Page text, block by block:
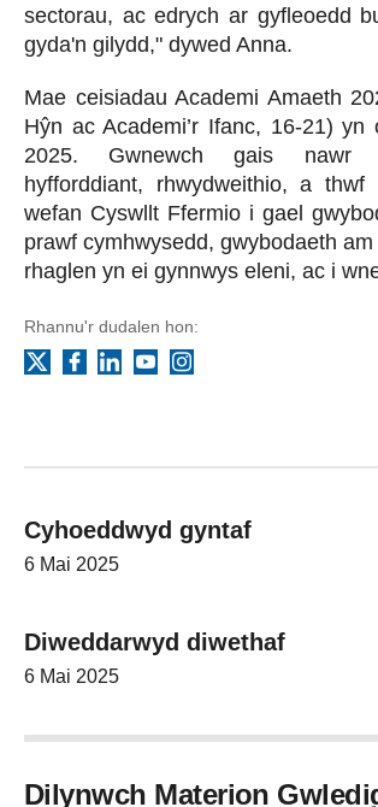
sectorau, ac edrych ar gyfleoedd
gyda'n gilydd," dywed Anna.
Mae ceisiadau Academi Amaeth
Hŷn ac Academi’r Ifanc, 16-21)
2025. Gwnewch gais nawr
hyfforddiant, rhwydweithio, a
wefan Cyswllt Ffermio i gael
prawf cymhwysedd, gwybodaeth
rhaglen yn ei gynnwys eleni, ac i
Rhannu'r dudalen hon:
Facebook
LinkedIn
YouTubeInstagram
Cyhoeddwyd gyntaf
6 Mai 2025
Diweddarwyd diwethaf
6 Mai 2025
Dilynwch Materion